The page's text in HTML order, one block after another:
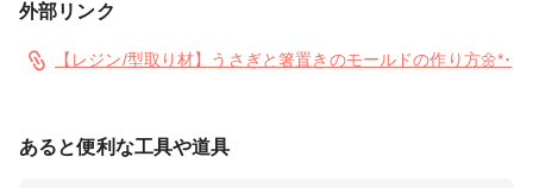
外部リンク
【レジン/型取り材】うさぎと箸置きのモールドの作り方🌼*･
あると便利な工具や道具